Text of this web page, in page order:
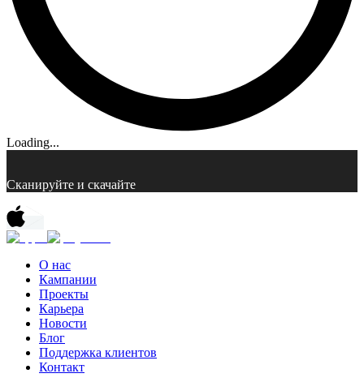
Loading...
Сканируйте и скачайте
О нас
Кампании
Проекты
Карьера
Новости
Блог
Поддержка клиентов
Контакт